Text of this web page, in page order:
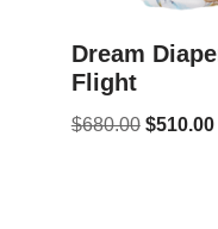
Dream
Flight
$680.00 $510.00